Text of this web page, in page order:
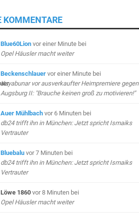
KOMMENTARE
Blue60Lion vor einer Minutebei
Opel Häusler macht weiter
Beckenschlauer vor einer Minutebei
Kayabunar vor ausverkaufter Heimpremiere gegen
Augsburg II: "Brauche keinen groß zu motivieren!"
Auer Mühlbach vor 6 Minuten bei
db24 trifft ihn in München: Jetzt spricht Ismaiks
Vertrauter
Bluebalu vor 7 Minuten bei
db24 trifft ihn in München: Jetzt spricht Ismaiks
Vertrauter
Löwe 1860 vor 8 Minuten bei
Opel Häusler macht weiter